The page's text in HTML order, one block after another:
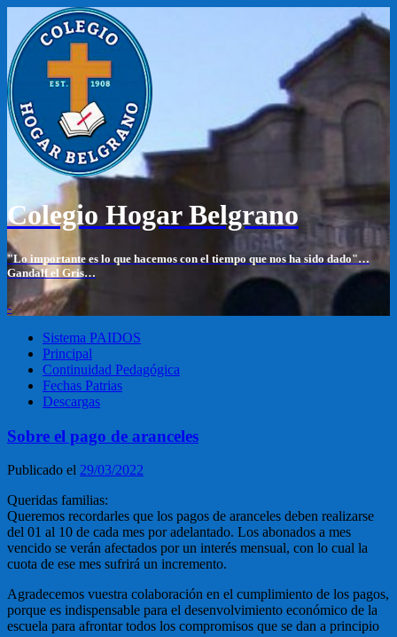
Colegio Hogar Belgrano
"Lo importante es lo que hacemos con el tiempo que nos ha sido dado"…
Gandalf el Gris…
-
Sistema PAIDOS
Principal
Continuidad Pedagógica
Fechas Patrias
Descargas
Sobre el pago de aranceles
Publicado el 29/03/2022
Queridas familias:
Queremos recordarles que los pagos de aranceles deben realizarse
del 01 al 10 de cada mes por adelantado. Los abonados a mes
vencido se verán afectados por un interés mensual, con lo cual la
cuota de ese mes sufrirá un incremento.
Agradecemos vuestra colaboración en el cumplimiento de los pagos,
porque es indispensable para el desenvolvimiento económico de la
escuela para afrontar todos los compromisos que se dan a principio